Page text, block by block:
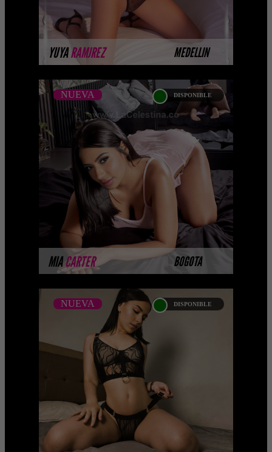
YUYARAMJREZ MEDELLIN
MÁS INFORMACIÓN
MIACARTER BOGOTA
NUEVA DISPONIBLE
MIA CARTER
NUEVA
Escorts senos pequeños Hola cariño, mi
nombre es Mia Carter, Escorts Bogota
Tengo 28 años y soy una marav ...
MÁS INFORMACIÓN
NUEVA DISPONIBLE
MELODY SCOT
NUEVA
...Próximamente.... Algunas de nuestras
modelos aún no tienen imágenes
disponibles en la web porque están
completando su ses ...